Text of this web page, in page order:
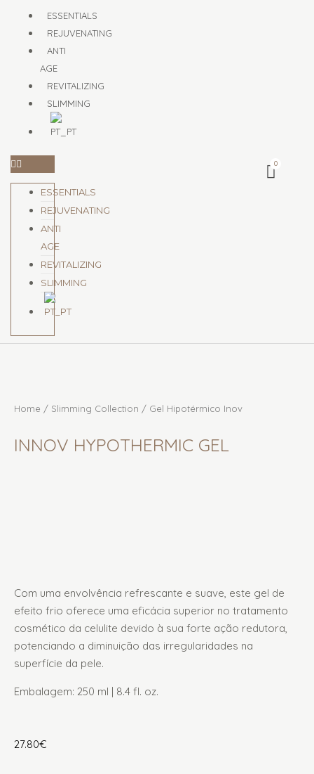
ESSENTIALS
REJUVENATING
ANTI
AGE
REVITALIZING
SLIMMING
Menu
ESSENTIALS
REJUVENATING
ANTI
AGE
REVITALIZING
SLIMMING
Home / Slimming Collection / Gel Hipotérmico Inov
INNOV HYPOTHERMIC GEL
Com uma envolvência refrescante e suave, este gel de
efeito frio oferece uma eficácia superior no tratamento
cosmético da celulite devido à sua forte ação redutora,
potenciando a diminuição das irregularidades na
superfície da pele.
Embalagem: 250 ml | 8.4 fl. oz.
27.80€